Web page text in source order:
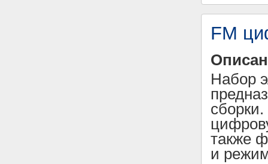
FM
Набор
также
и